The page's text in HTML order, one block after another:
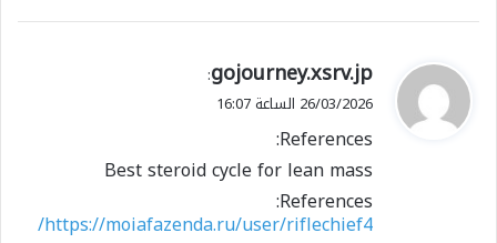
ي
ق
ل
gojourney.xsrv.jp
:
26/03/2026 الساعة 16:07
References:
Best steroid cycle for lean mass
References:
https://moiafazenda.ru/user/riflechief4/